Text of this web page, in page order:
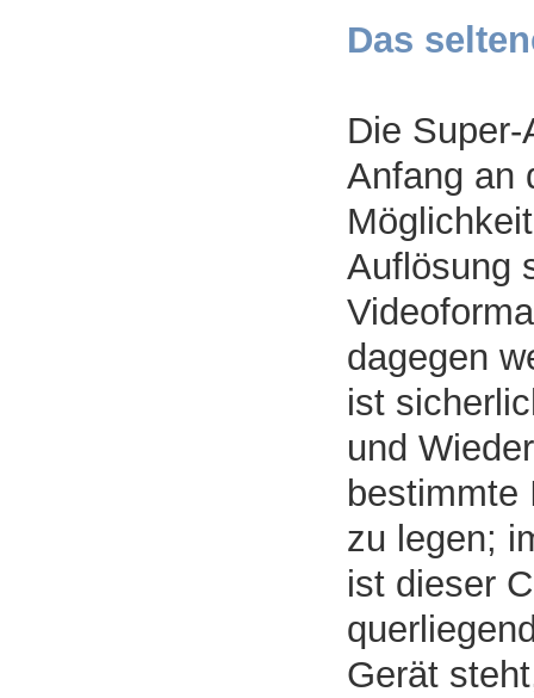
Das
Die
Anfang an
Auflösung
dagegen
ist
und
bestimmte
zu legen;
ist dieser
Gerät